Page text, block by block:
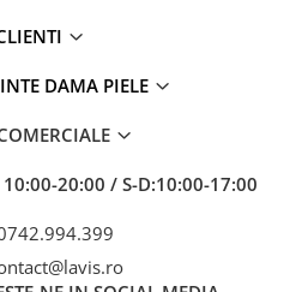
DAMA PIELE
10:00-20:00 / S-D:10:00-17:00